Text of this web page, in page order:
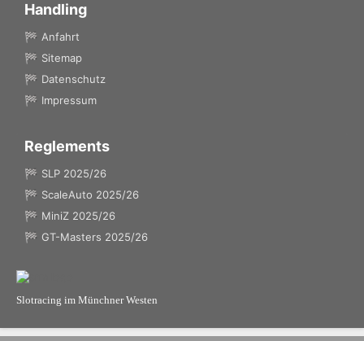
Handling
Anfahrt
Sitemap
Datenschutz
Impressum
Reglements
SLP 2025/26
ScaleAuto 2025/26
MiniZ 2025/26
GT-Masters 2025/26
Slotracing im Münchner Westen